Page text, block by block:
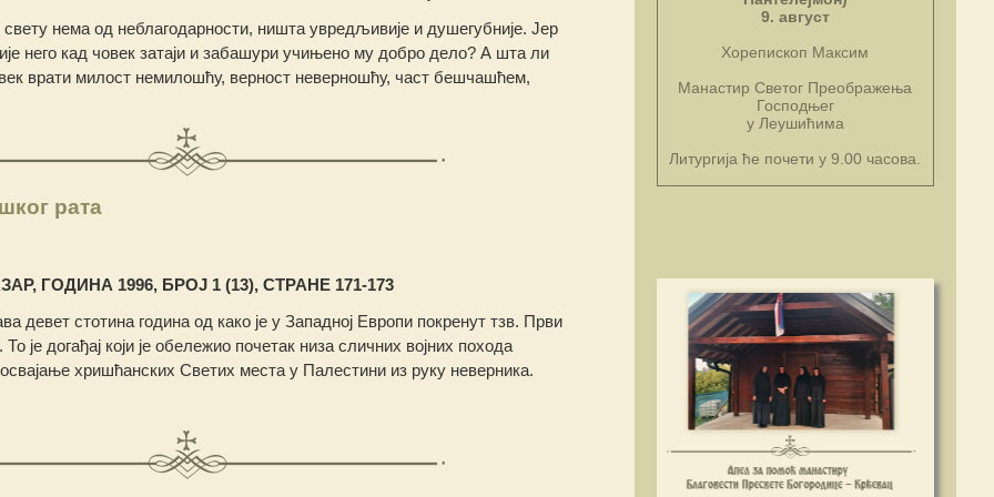
нема од неблагодарности, ништа увредљивије и душегубније. Јер
него кад човек затаји и забашури учињено му добро дело? А шта ли
врати милост немилошћу, верност неверношћу, част бешчашћем,
рата
ГОДИНА 1996, БРОЈ 1 (13), СТРАНЕ 171-173
дeвет стотина година од како је у Западној Европи покренут тзв. Први
је догађај који је обележио почетак низа сличних војних похода
хришћанских Светих места у Палестини из руку неверника.
9. август
Хорепископ Максим
Манастир Светог Преображења
Господњег
у Леушићима
Литургија ће почети у 9.00 часова.